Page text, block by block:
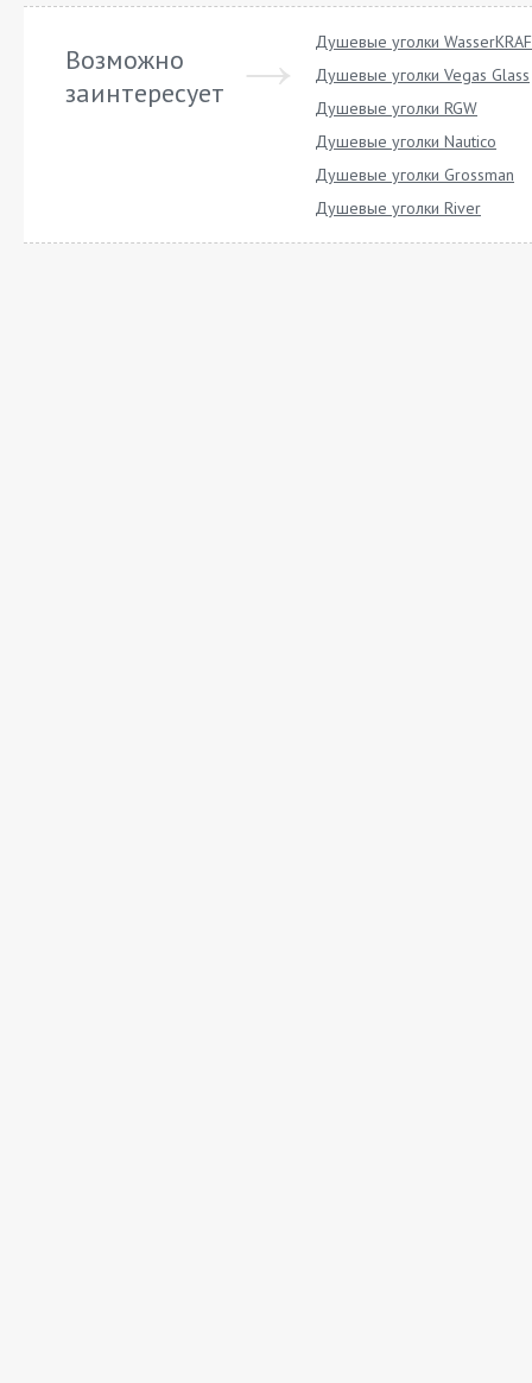
Возможно
заинтересует
Душевые уголки
Душевые уголки Vegas Glass
Душевые уголки RGW
Душевые уголки Nautico
Душевые уголки Grossman
Душевые уголки River